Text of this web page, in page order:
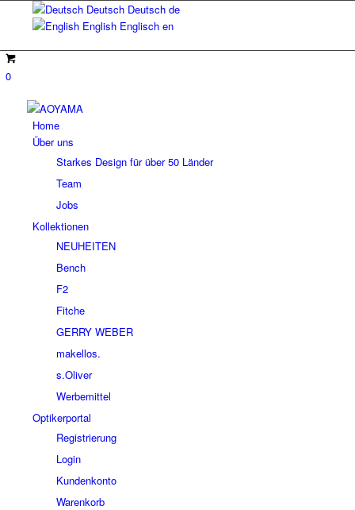
Deutsch Deutsch de
English Englisch en
0
Home
Über uns
Starkes Design für über 50 Länder
Team
Jobs
Kollektionen
NEUHEITEN
Bench
F2
Fitche
GERRY WEBER
makellos.
s.Oliver
Werbemittel
Optikerportal
Registrierung
Login
Kundenkonto
Warenkorb